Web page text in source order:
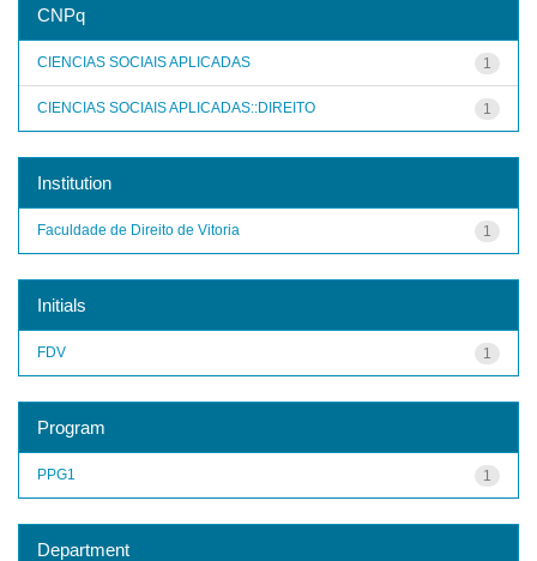
CNPq
1
CIENCIAS SOCIAIS APLICADAS
1
CIENCIAS SOCIAIS APLICADAS::DIREITO
Institution
1
Faculdade de Direito de Vitoria
Initials
1
FDV
Program
1
PPG1
Department